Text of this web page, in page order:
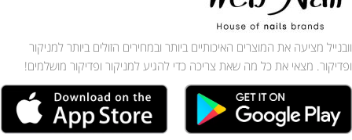
וובנייל מציעה את המוצרים האיכותיים ביותר ובמחירים הזולים ביותר למניקור
ופדיקור. מצאי את כל מה שאת צריכה כדי להגיע למניקור ופדיקור מושלמים!